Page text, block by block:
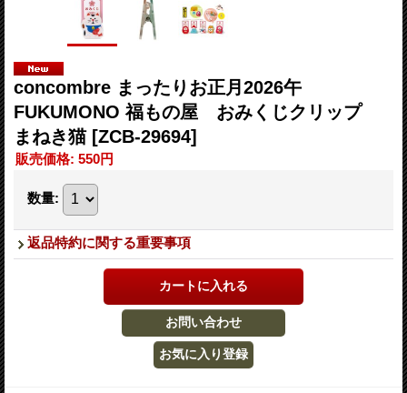
concombre まったりお正月2026午
FUKUMONO 福もの屋 おみくじクリップ
まねき猫 [ZCB-29694]
販売価格: 550円
数量:
返品特約に関する重要事項